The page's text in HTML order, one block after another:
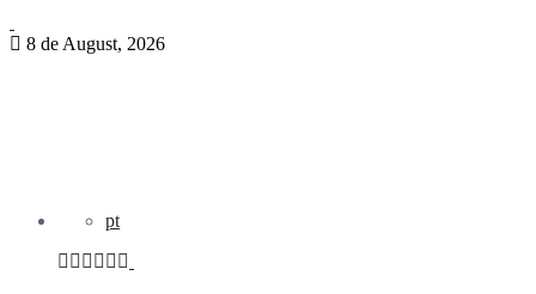
8 de August, 2026
pt